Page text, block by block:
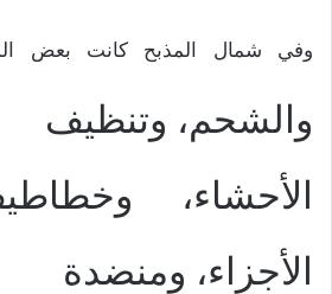
وفي شمال المذبح كانت بعض
والشحم، وتنظيف
الأحشاء،
الأجزاء، ومنضدة